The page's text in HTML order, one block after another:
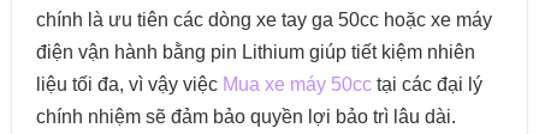
chính là ưu tiên các dòng xe tay ga 50cc hoặc xe máy
điện vận hành bằng pin Lithium giúp tiết kiệm nhiên
liệu tối đa, vì vậy việc Mua xe máy 50cctại các đại lý
chính nhiệm sẽ đảm bảo quyền lợi bảo trì lâu dài.